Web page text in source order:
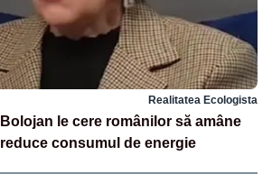
Realitatea Ecologista
le cere românilor să amâne
consumul de energie